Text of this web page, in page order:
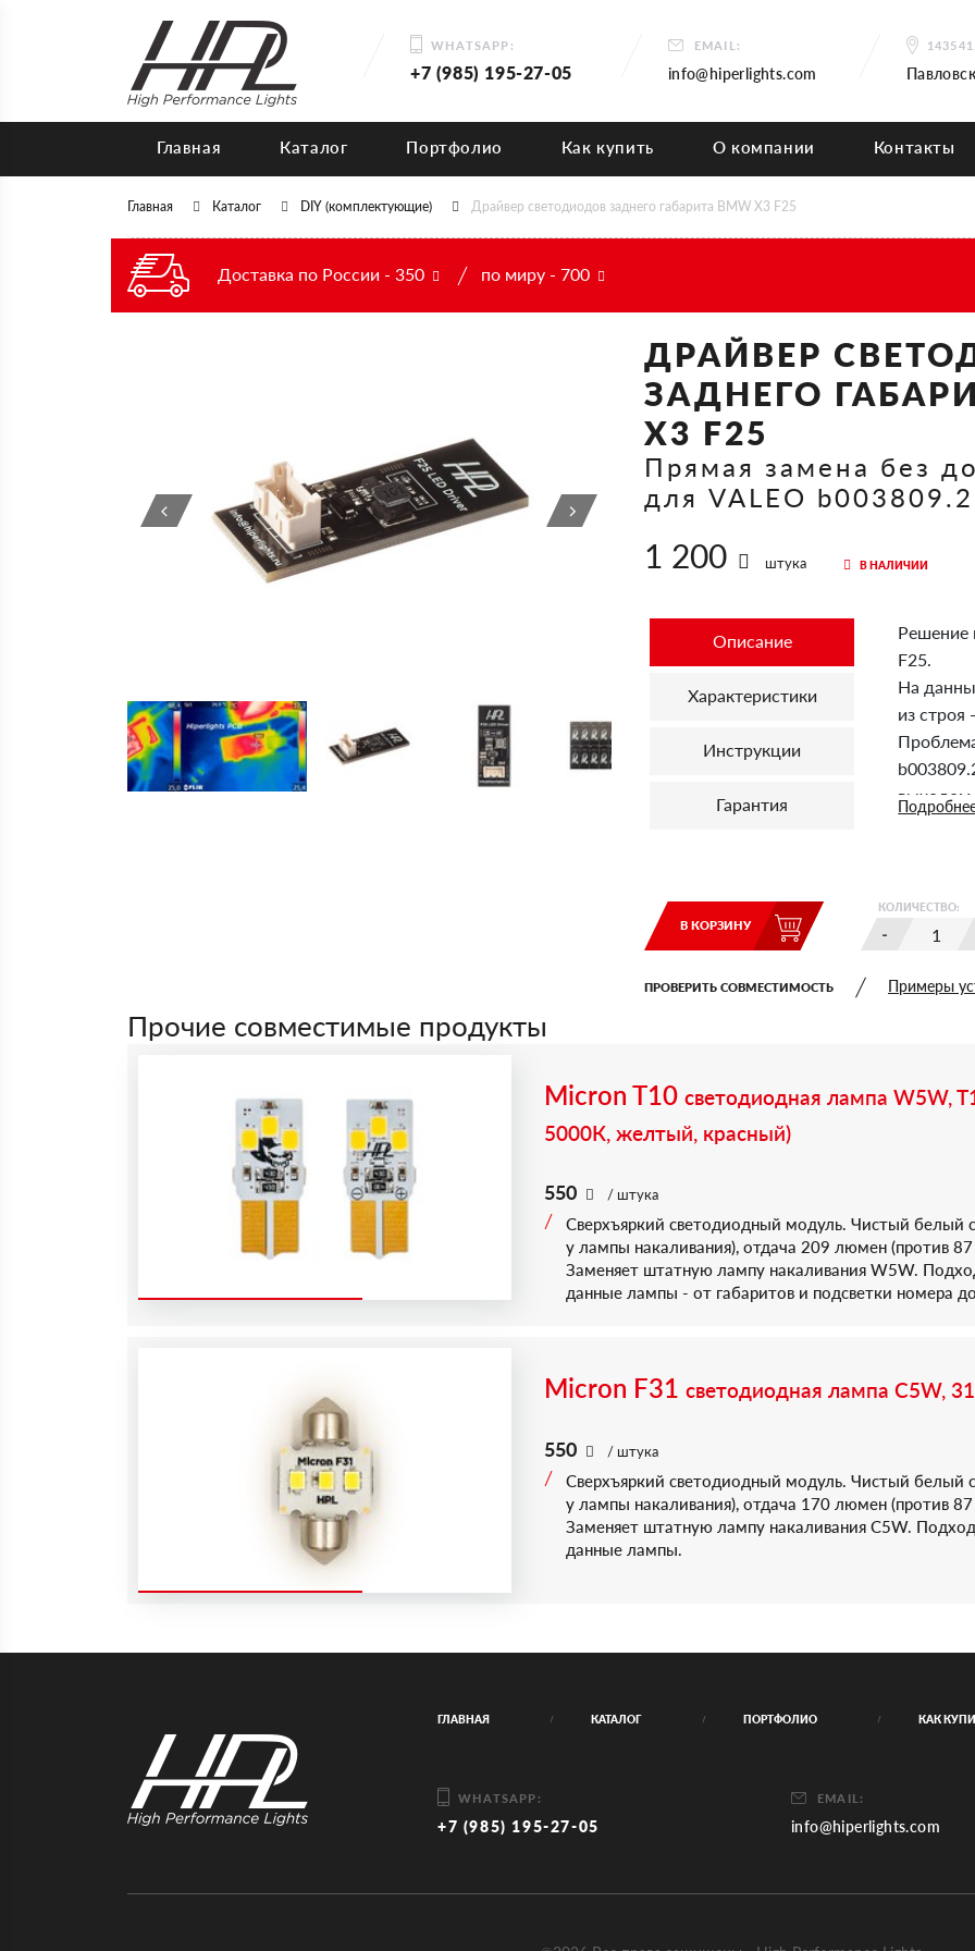
WHATSAPP:
+7 (985) 195-27-05
EMAIL:
info@hiperlights.com
Главная Каталог Портфолио Как купить О компании Контакты
Главная Каталог DIY (комплектующие) Драйвер светодиодов заднего габарита BMW X3 F25
Доставка по России - 350 по миру - 700
ДРАЙВЕР
ЗАДНЕГО
X3 F25
Прямая замена без
для VALEO b003809.2
1 200 штука В НАЛИЧИИ
Описание
Характеристики
Инструкции
Гарантия
Решение
F25.
На
из строя
выходом
Разъем
Таких
фонарь,
Платы
тест на
Номера
63 21 7
63 21 7
В КОРЗИНУ
КОЛИЧЕСТВО:
ПРОВЕРИТЬ СОВМЕСТИМОСТЬ Примеры
Прочие совместимые продукты
Micron T10светодиодная лампа W5W,
5000К, желтый, красный)
550 / штука
Сверхъяркий светодиодный модуль. Чистый белый
у лампы накаливания), отдача 209 люмен (против
Заменяет штатную лампу накаливания W5W.
данные лампы - от габаритов и подсветки номера
Micron F31светодиодная лампа C5W,
550 / штука
Сверхъяркий светодиодный модуль. Чистый белый
у лампы накаливания), отдача 170 люмен (против
Заменяет штатную лампу накаливания C5W.
данные лампы.
ГЛАВНАЯ КАТАЛОГ ПОРТФОЛИО КАК
WHATSAPP:
+7 (985) 195-27-05
EMAIL:
info@hiperlights.com